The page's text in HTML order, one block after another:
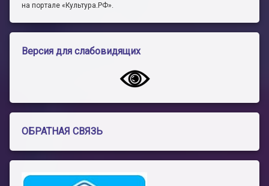
на портале «Культура.РФ».
Версия для слабовидящих
ОБРАТНАЯ СВЯЗЬ